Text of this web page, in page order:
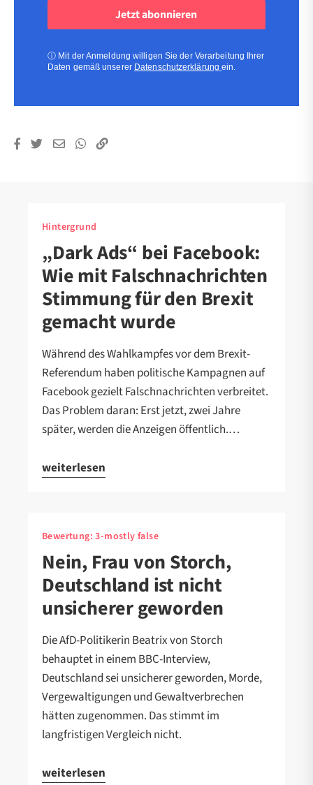
Adresse
ⓘ Mit der Anmeldung willigen Sie der Verarbeitung Ihrer
Daten gemäß unserer Datenschutzerklärungein.
Hintergrund
„Dark Ads“ bei Facebook:
Wie mit Falschnachrichten
Stimmung für den Brexit
gemacht wurde
Während des Wahlkampfes vor dem Brexit-
Referendum haben politische Kampagnen auf
Facebook gezielt Falschnachrichten verbreitet.
Das Problem daran: Erst jetzt, zwei Jahre
später, werden die Anzeigen öffentlich.…
weiterlesen
Bewertung:3-mostly false
Nein, Frau von Storch,
Deutschland ist nicht
unsicherer geworden
Die AfD-Politikerin Beatrix von Storch
behauptet in einem BBC-Interview,
Deutschland sei unsicherer geworden, Morde,
Vergewaltigungen und Gewaltverbrechen
hätten zugenommen. Das stimmt im
langfristigen Vergleich nicht.
weiterlesen